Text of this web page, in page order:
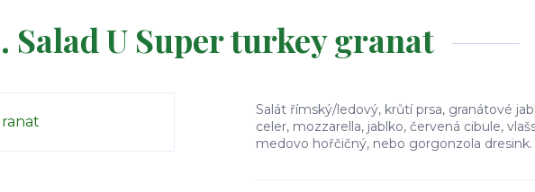
Salad U Super turkey granat
Salát římský/ledový, krůtí prsa, granátové
celer, mozzarella, jablko, červená cibule,
medovo hořčičný, nebo gorgonzola dresink.